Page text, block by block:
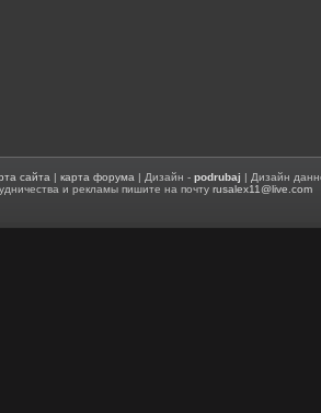
сайта |карта форума | Дизайн -podrubaj | Дизайн
и рекламы пишите на почтуrusalex11@live.com